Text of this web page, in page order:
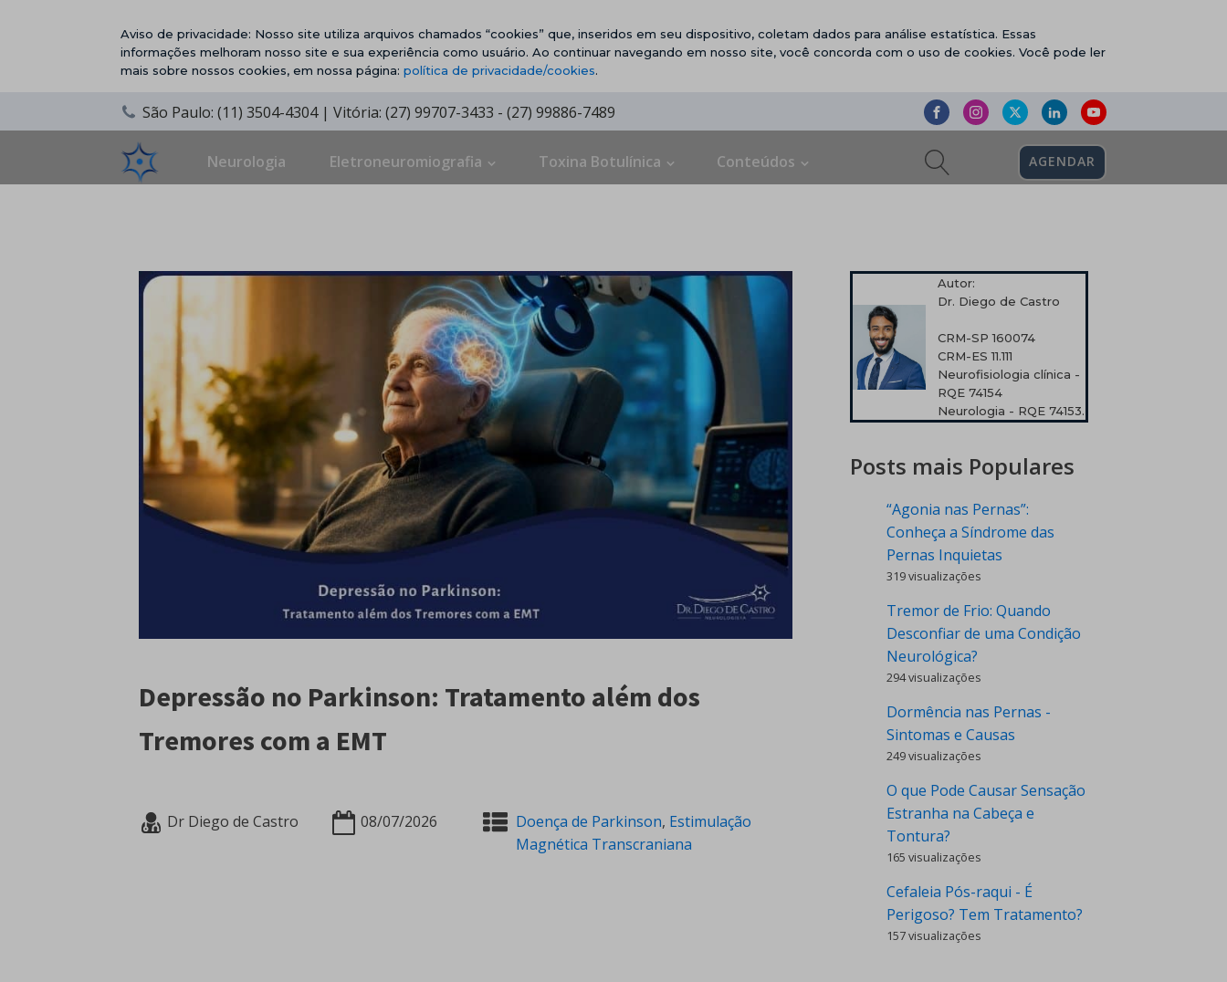
Aviso de privacidade: Nosso site utiliza arquivos chamados “cookies” que, inseridos em seu dispositivo, coletam dados para análise estatística. Essas
informações melhoram nosso site e sua experiência como usuário. Ao continuar navegando em nosso site, você concorda com o uso de cookies. Você pode ler
mais sobre nossos cookies, em nossa página: política de privacidade/cookies.
São Paulo: (11) 3504-4304 | Vitória: (27) 99707-3433 - (27) 99886-7489
Neurologia Eletroneuromiografia Toxina Botulínica Conteúdos AGENDAR
Depressão no Parkinson: Tratamento além dos
Tremores com a EMT
Dr Diego de Castro 08/07/2026 Doença de Parkinson, Estimulação
Magnética Transcraniana
Autor:
Dr. Diego de Castro
CRM-SP 160074
CRM-ES 11.111
Neurofisiologia clínica -
RQE 74154
Neurologia - RQE 74153.
Posts mais Populares
“Agonia nas Pernas”:
Conheça a Síndrome das
Pernas Inquietas
319 visualizações
Tremor de Frio: Quando
Desconfiar de uma Condição
Neurológica?
294 visualizações
Dormência nas Pernas -
Sintomas e Causas
249 visualizações
O que Pode Causar Sensação
Estranha na Cabeça e
Tontura?
165 visualizações
Cefaleia Pós-raqui - É
Perigoso? Tem Tratamento?
157 visualizações